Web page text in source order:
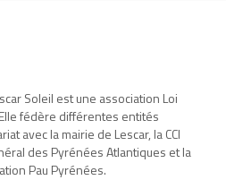
Soleil est une association Loi
fédère différentes entités
avec la mairie de Lescar, la CCI
des Pyrénées Atlantiques et la
Pau Pyrénées.